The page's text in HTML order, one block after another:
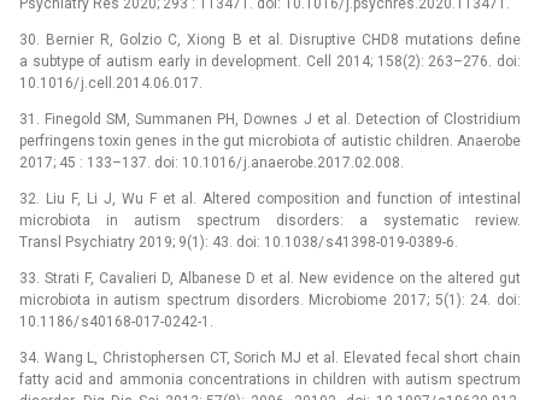
30. Bernier R, Golzio C, Xiong B et al. Disruptive CHD8 mutations define
a subtype of autism early in development. Cell 2014; 158(2): 263–276. doi:
10.1016/ j.cell.2014.06.017.
31. Finegold SM, Summanen PH, Downes J et al. Detection of Clostridium
perfringens toxin genes in the gut microbio­ta of autistic children. Anaerobe
2017; 45 : 133–137. doi: 10.1016/ j.anaerobe.2017.02.008.
32. Liu F, Li J, Wu F et al. Altered composition and function of intestinal
microbio­ta in autism spectrum disorders: a systematic review.
Transl Psychiatry 2019; 9(1): 43. doi: 10.1038/ s41398-019-0389-6.
33. Strati F, Cavalieri D, Albanese D et al. New evidence on the altered gut
microbio­ta in autism spectrum disorders. Microbio­me 2017; 5(1): 24. doi:
10.1186/ s40168-017-0242-1.
34. Wang L, Christophersen CT, Sorich MJ et al. Elevated fecal short chain
fatty acid and ammonia concentrations in children with autism spectrum